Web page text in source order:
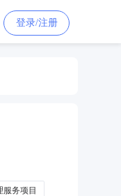
登录/注册
服务项目